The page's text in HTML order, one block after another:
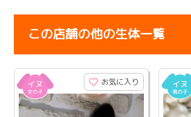
この店舗の他の生体一覧
お気に入り